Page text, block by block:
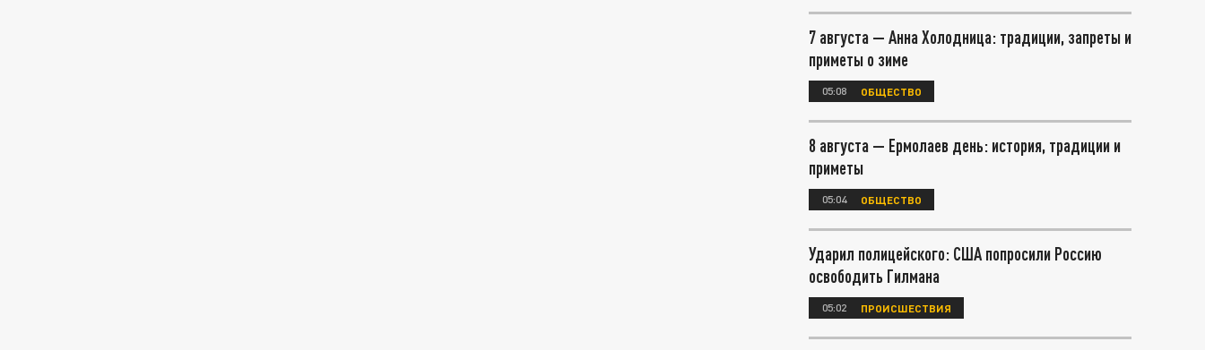
7 августа — Анна Холодница: традиции, запреты и
приметы о зиме
05:08 ОБЩЕСТВО
8 августа — Ермолаев день: история, традиции и
приметы
05:04 ОБЩЕСТВО
Ударил полицейского: США попросили Россию
освободить Гилмана
05:02 ПРОИСШЕСТВИЯ